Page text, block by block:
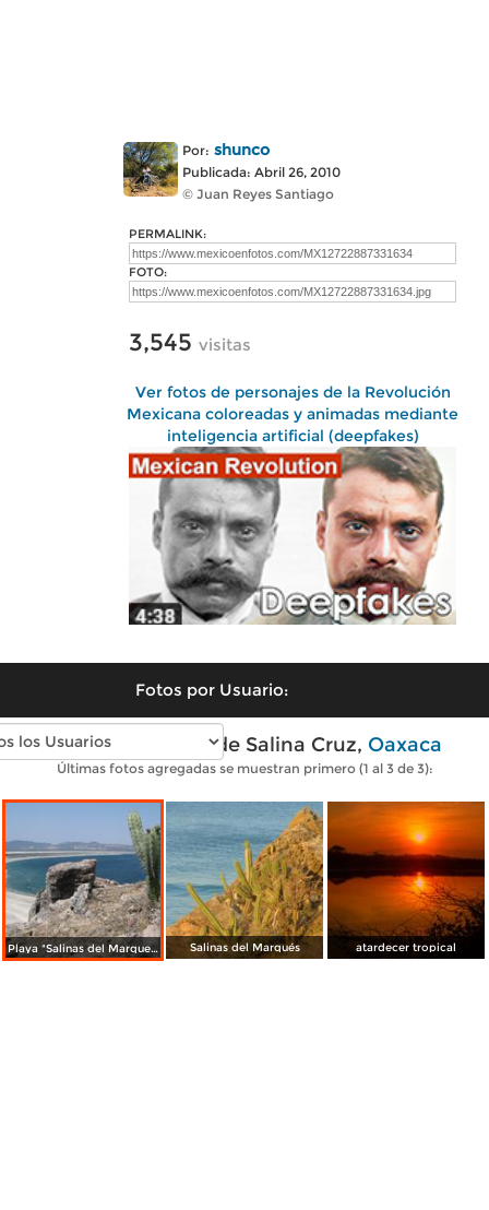
Por: shunco
Publicada: Abril 26, 2010
© Juan Reyes Santiago
PERMALINK:
FOTO:
3,545 visitas
Ver fotos de personajes de la Revolución
Mexicana coloreadas y animadas mediante
inteligencia artificial (deepfakes)
Fotos por Usuario:
Fotos modernas de Salina Cruz, Oaxaca
Últimas fotos agregadas se muestran primero (1 al 3 de 3):
Playa "Salinas del Marquez" Salinas del Marqués atardecer tropical